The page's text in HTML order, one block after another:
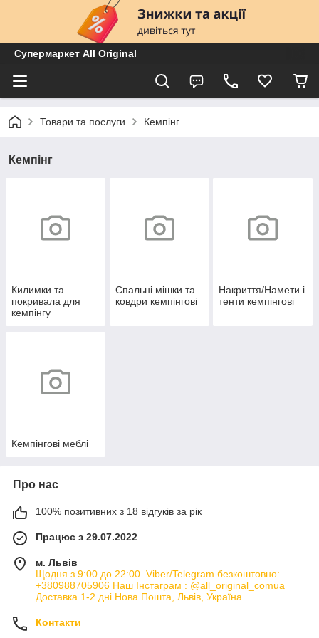
Супермаркет All Original
Товари та послуги Кемпінг
Кемпінг
Килимки та
покривала для
кемпінгу
Спальні мішки та
ковдри кемпінгові
Накриття/Намети і
тенти кемпінгові
Кемпінгові меблі
Про нас
100% позитивних з 18 відгуків за рік
Працює з 29.07.2022
м. Львів
Щодня з 9:00 до 22:00. Viber/Telegram безкоштовно:
+380988705906 Наш Інстаграм : @all_original_comua
Доставка 1-2 дні Нова Пошта, Львів, Україна
Контакти